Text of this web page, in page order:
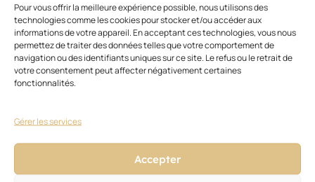
Pour vous offrir la meilleure expérience possible, nous utilisons des
technologies comme les cookies pour stocker et/ou accéder aux
informations de votre appareil. En acceptant ces technologies, vous nous
permettez de traiter des données telles que votre comportement de
navigation ou des identifiants uniques sur ce site. Le refus ou le retrait de
votre consentement peut affecter négativement certaines
fonctionnalités.
Gérer les services
Accepter
Ces articles pourraient vous
intéresser
Voir
tout